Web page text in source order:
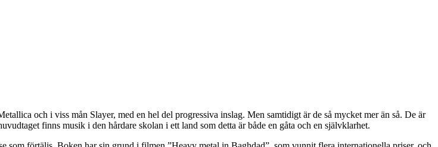
och i viss mån Slayer, med en hel del progressiva inslag. Men samtidigt är de så mycket mer än så. De är
finns musik i den hårdare skolan i ett land som detta är både en gåta och en självklarhet.